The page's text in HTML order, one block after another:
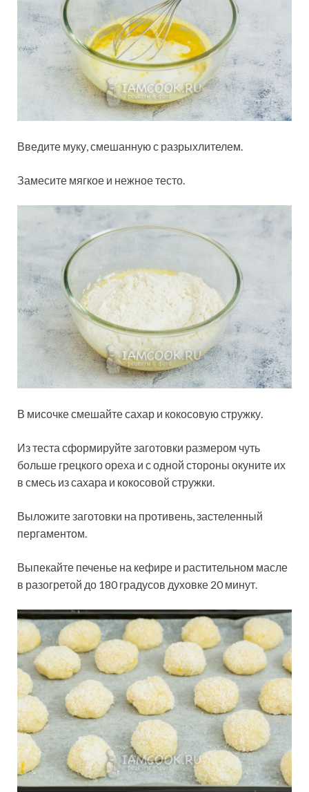
Введите муку, смешанную с разрыхлителем.
Замесите мягкое и нежное тесто.
В мисочке смешайте сахар и кокосовую стружку.
Из теста сформируйте заготовки размером чуть
больше грецкого ореха и с одной стороны окуните их
в смесь из сахара и кокосовой стружки.
Выложите заготовки на противень, застеленный
пергаментом.
Выпекайте печенье на кефире и растительном масле
в разогретой до 180 градусов духовке 20 минут.